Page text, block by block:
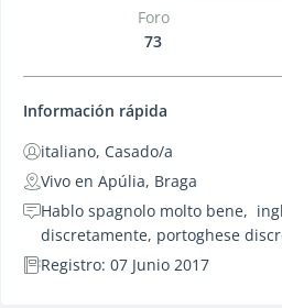
Foro
73
Información rápida
italiano, Casado/a
Vivo en Apúlia, Braga
Hablo spagnolo molto bene,
discretamente, portoghese
Registro: 07 Junio 2017